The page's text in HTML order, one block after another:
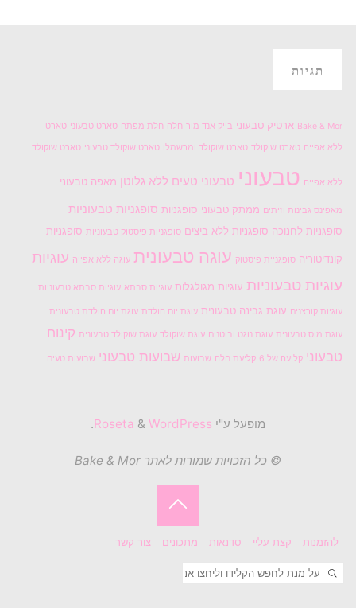
תגיות
Bake & Mor ארטיק טבעוני בייק אנד מור חלה חלת מפתח טארט טבעוני טארט
ללא אפייה טארט שוקולד טארט שוקולד ומרשמלו טארט שוקולד טבעוני טארט שוקולד
ללא אפייה טבעוני טבעוני טעים ללא גלוטן מאפה טבעוני
מאפינס גבינות וזיתים ממתק טבעוני סופגניות סופגניות טבעוניות
סופגניות לחנוכה סופגניות ללא ביצים סופגניות פיסטוק טבעוניות סופגניות
קונדיטוריה סופגניית פיסטוק עוגה טבעונית עוגה ללא אפייה עוגיות
עוגיות טבעוניות עוגיות מגולגלות עוגיות סבתא עוגיות סבתא טבעוניות
עוגיות קורצנים עוגת גבינה טבעונית עוגת יום הולדת עוגת יום הולדת טבעונית
עוגת מוס טבעונית עוגת נוגט ובוטנים עוגת שוקולד עוגת שוקולד טבעונית קינוח
טבעוני קליעה של 6 קליעת חלה שבועות שבועות טבעוני שבועות טעים
מופעל ע"י & WordPress
.
© כל הזכויות שמורות לאתר Bake & Mor
להזמנות קצת עליי סדנאות מתכונים צור קשר
חיפוש
בחזרה